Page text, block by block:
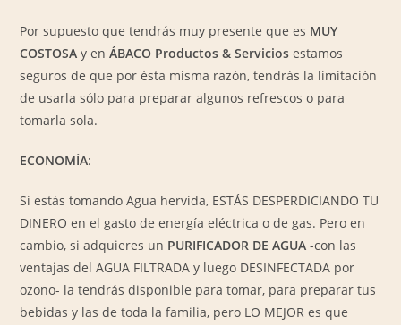
Por supuesto que tendrás muy presente que es MUY
COSTOSA y enÁBACO Productos & Servicios estamos
seguros de que por ésta misma razón, tendrás la limitación
de usarla sólo para preparar algunos refrescos o para
tomarla sola.
ECONOMÍA:
Si estás tomando Agua hervida, ESTÁS DESPERDICIANDO TU
DINERO en el gasto de energía eléctrica o de gas. Pero en
cambio, si adquieres un PURIFICADOR DE AGUA -con las
ventajas del AGUA FILTRADA y luego DESINFECTADA por
ozono- la tendrás disponible para tomar, para preparar tus
bebidas y las de toda la familia, pero LO MEJOR es que